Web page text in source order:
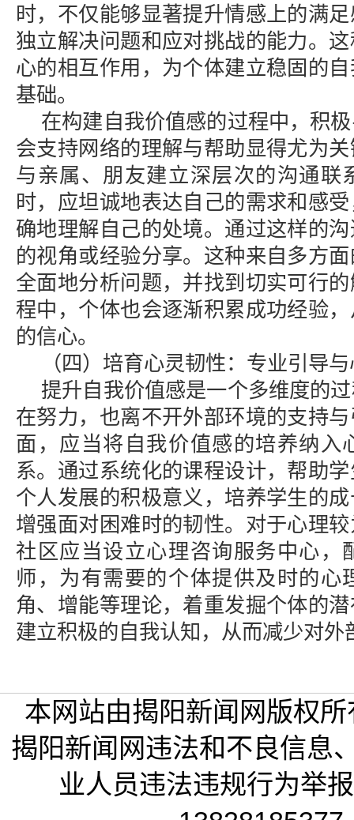
时，不仅能够显著提升情感上的满
独立解决问题和应对挑战的能力。
心的相互作用，为个体建立稳固的
基础。
在构建自我价值感的过程中，积
会支持网络的理解与帮助显得尤为
与亲属、朋友建立深层次的沟通联
时，应坦诚地表达自己的需求和感
确地理解自己的处境。通过这样的
的视角或经验分享。这种来自多方
全面地分析问题，并找到切实可行
程中，个体也会逐渐积累成功经验
的信心。
（四）培育心灵韧性：专业引导
提升自我价值感是一个多维度的
在努力，也离不开外部环境的支持
面，应当将自我价值感的培养纳入
系。通过系统化的课程设计，帮助
个人发展的积极意义，培养学生的
增强面对困难时的韧性。对于心理
社区应当设立心理咨询服务中心，
师，为有需要的个体提供及时的心
角、增能等理论，着重发掘个体的
建立积极的自我认知，从而减少对外
本网站由揭阳新闻网版权
揭阳新闻网违法和不良信息
业人员违法违规行为举